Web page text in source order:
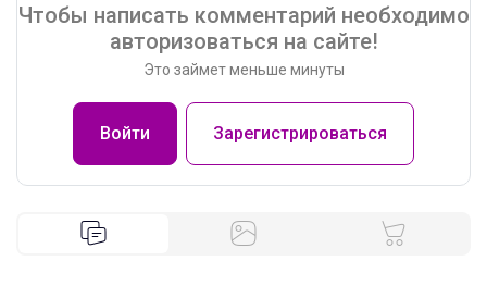
Чтобы написать комментарий необходимо
авторизоваться на сайте!
Это займет меньше минуты
Войти Зарегистрироваться